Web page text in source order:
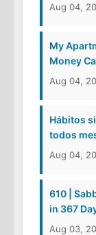
Aug 04,
My
Money
Aug 04,
Hábitos
todos
Aug 04,
610 |
in 367
Aug 03,